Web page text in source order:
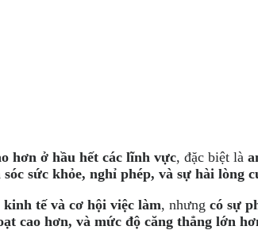
hơn ở hầu hết các lĩnh vực, đặc biệt là
sức khỏe, nghỉ phép, và sự hài lòng
tế và cơ hội việc làm, nhưng có sự
cao hơn, và mức độ căng thẳng lớn